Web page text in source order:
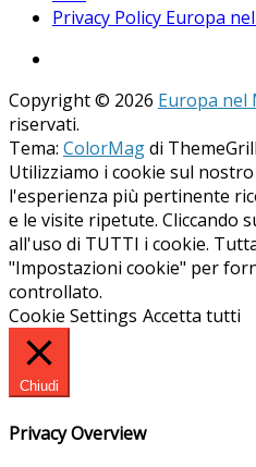
Privacy Policy Europa
Copyright © 2026 Europa nel
riservati.
Tema: ColorMagdi
Utilizziamo i cookie sul
l'esperienza più pertinente
e le visite ripetute. Cliccando
all'uso di TUTTI i cookie.
"Impostazioni cookie" per
controllato.
Cookie Settings Accetta tutti
Chiudi
Privacy Overview